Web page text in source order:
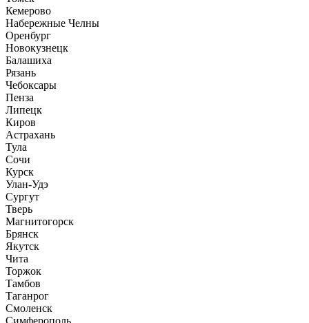
Кемерово
Набережные Челны
Оренбург
Новокузнецк
Балашиха
Рязань
Чебоксары
Пенза
Липецк
Киров
Астрахань
Тула
Сочи
Курск
Улан-Удэ
Сургут
Тверь
Магнитогорск
Брянск
Якутск
Чита
Торжок
Тамбов
Таганрог
Смоленск
Симферополь